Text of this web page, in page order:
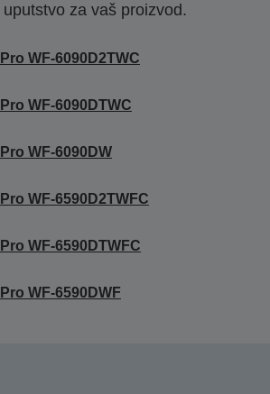
za vaš proizvod.
WF-6090D2TWC
WF-6090DTWC
WF-6090DW
WF-6590D2TWFC
WF-6590DTWFC
WF-6590DWF